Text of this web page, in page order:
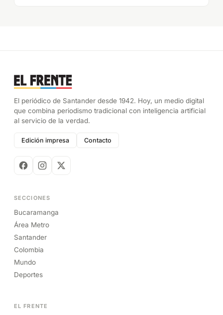
El periódico de Santander desde 1942. Hoy, un medio digital
que combina periodismo tradicional con inteligencia artificial
al servicio de la verdad.
Edición impresa Contacto
SECCIONES
Bucaramanga
Área Metro
Santander
Colombia
Mundo
Deportes
EL FRENTE